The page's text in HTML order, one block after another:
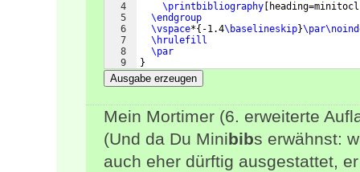
4
5
6
7
8
9
\printbibliography
\endgroup
\vspace*{ -1.4\baselineskip}
\hrulefill
\par
}
Ausgabe erzeugen
Mein Mortimer (6. erweiterte
(Und da Du Minibibs erwähnst:
auch eher dürftig ausgestattet,